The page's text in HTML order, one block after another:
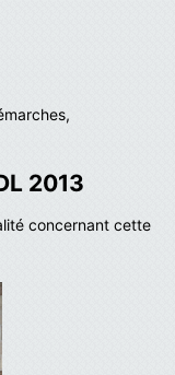
2013
concernant cette